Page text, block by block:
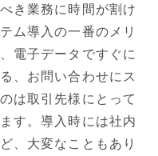
き業務に時間が割け
ム導入の一番のメリ
電子データですぐに
、お問い合わせにス
は取引先様にとって
す。導入時には社内
、大変なこともあり